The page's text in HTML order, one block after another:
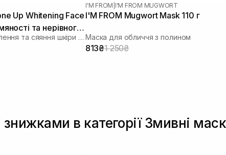
Up Whitening Face
та нерівного
Маска для освітлення та сяяння шкіри обличчя
I'M FROM I'M FROM MUGWORT
I'M FROM Mugwort Mask 110 г
Маска для обличчя з полином
813₴1 250₴
знижками в категорії Змивні